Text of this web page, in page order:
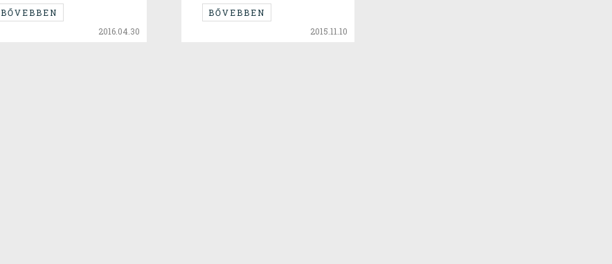
BŐVEBBEN
2016.04.30
BŐVEBBEN
2015.11.10